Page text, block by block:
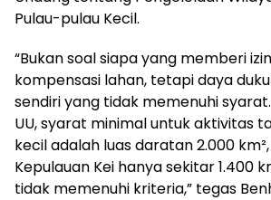
Pulau-pulau Kecil.
“Bukan soal siapa yang memberi
kompensasi lahan, tetapi daya
sendiri yang tidak memenuhi
UU, syarat minimal untuk aktivitas
kecil adalah luas daratan 2.000
Kepulauan Kei hanya sekitar 1.400
tidak memenuhi kriteria,” tegas